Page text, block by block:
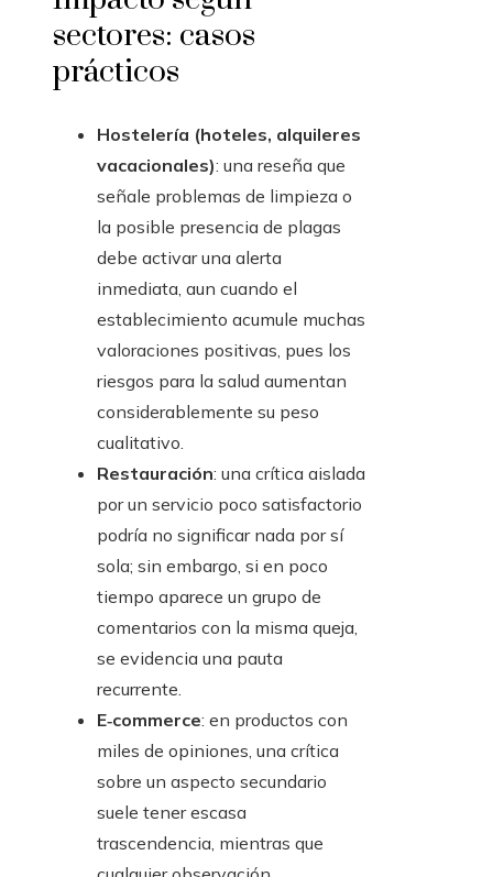
sectores: casos
prácticos
Hostelería (hoteles, alquileres
vacacionales): una reseña que
señale problemas de limpieza o
la posible presencia de plagas
debe activar una alerta
inmediata, aun cuando el
establecimiento acumule muchas
valoraciones positivas, pues los
riesgos para la salud aumentan
considerablemente su peso
cualitativo.
Restauración: una crítica aislada
por un servicio poco satisfactorio
podría no significar nada por sí
sola; sin embargo, si en poco
tiempo aparece un grupo de
comentarios con la misma queja,
se evidencia una pauta
recurrente.
E‑commerce: en productos con
miles de opiniones, una crítica
sobre un aspecto secundario
suele tener escasa
trascendencia, mientras que